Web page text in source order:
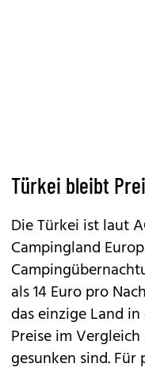
Türkei bleibt
Die Türkei ist laut
Campingland
als 14 Euro pro
das einzige Land
Preise im
gesunken sind. Für